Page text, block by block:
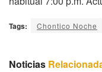
Tags: Chontico Noche
Noticias